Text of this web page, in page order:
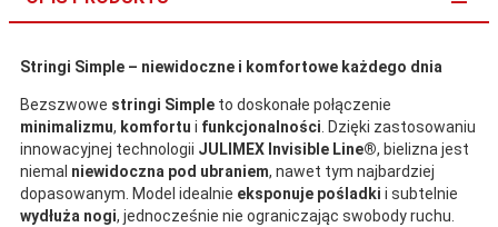
Stringi Simple – niewidoczne i komfortowe każdego dnia
Bezszwowe stringi Simple to doskonałe połączenie
minimalizmu, komfortu i funkcjonalności . Dzięki zastosowaniu
innowacyjnej technologii JULIMEX Invisible Line®, bielizna jest
niemal niewidoczna pod ubraniem, nawet tym najbardziej
dopasowanym. Model idealnie eksponuje pośladki i subtelnie
wydłuża nogi, jednocześnie nie ograniczając swobody ruchu.